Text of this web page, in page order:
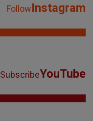
FollowInstagram
SubscribeYouTube